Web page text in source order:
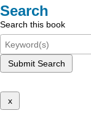
Search
Search this book
Submit Search
x